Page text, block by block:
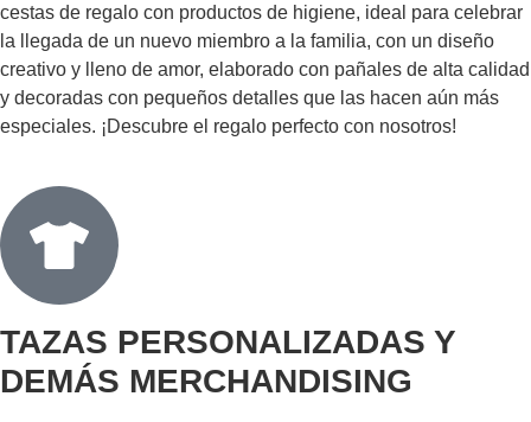
cestas de regalo con productos de higiene, ideal para celebrar
la llegada de un nuevo miembro a la familia, con un diseño
creativo y lleno de amor, elaborado con pañales de alta calidad
y decoradas con pequeños detalles que las hacen aún más
especiales. ¡Descubre el regalo perfecto con nosotros!
TAZAS PERSONALIZADAS Y
DEMÁS MERCHANDISING